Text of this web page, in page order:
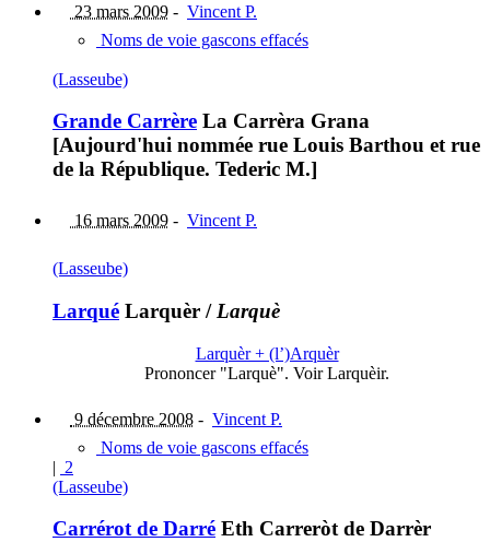
23 mars 2009 - Vincent P.
Noms de voie gascons effacés
(Lasseube)
Grande Carrère La Carrèra Grana
[Aujourd'hui nommée rue Louis Barthou et rue
de la République. Tederic M.]
16 mars 2009 - Vincent P.
(Lasseube)
Larqué Larquèr / Larquè
Larquèr + (l’)Arquèr
Prononcer "Larquè". Voir Larquèir.
9 décembre 2008 - Vincent P.
Noms de voie gascons effacés
| 2
(Lasseube)
Carrérot de Darré Eth Carreròt de Darrèr